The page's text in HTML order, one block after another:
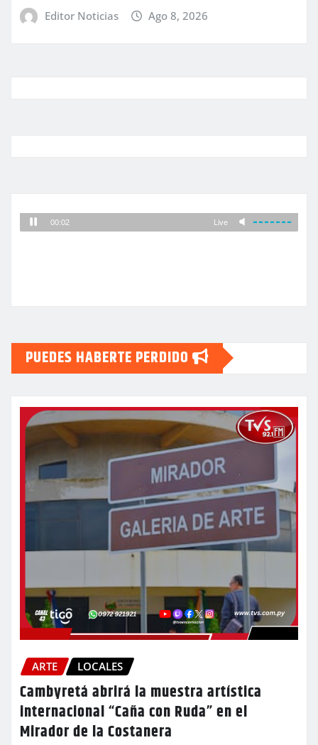
Editor Noticias Ago 8, 2026
PUEDES HABERTE PERDIDO
ARTE LOCALES
Cambyretá abrirá la muestra artística
internacional “Caña con Ruda” en el
Mirador de la Costanera